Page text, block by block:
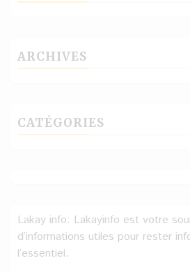
ARCHIVES
CATÉGORIES
Lakay info: Lakayinfo est votre
d’informations utiles pour rester
l’essentiel.